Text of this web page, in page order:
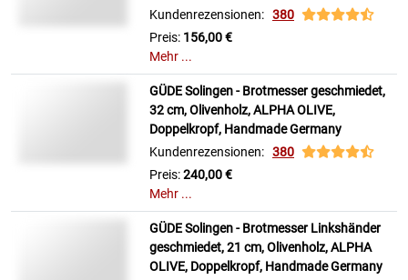
Kundenrezensionen: 380
Preis: 156,00 €
Mehr ...
GÜDE Solingen - Brotmesser geschmiedet,
32 cm, Olivenholz, ALPHA OLIVE,
Doppelkropf, Handmade Germany
Kundenrezensionen: 380
Preis:240,00 €
Mehr ...
GÜDE Solingen - Brotmesser Linkshänder
geschmiedet, 21 cm, Olivenholz, ALPHA
OLIVE, Doppelkropf, Handmade Germany